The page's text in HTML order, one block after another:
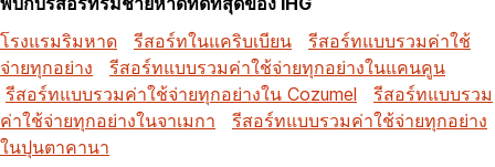
โรงแรมริมหาด
รีสอร์ทในแคริบเบียน
รีสอร์ทแบบรวมค่าใช้
จ่ายทุกอย่าง
รีสอร์ทแบบรวมค่าใช้จ่ายทุกอย่างในแคนคูน
รีสอร์ทแบบรวมค่าใช้จ่ายทุกอย่างใน Cozumel
รีสอร์ทแบบรวม
ค่าใช้จ่ายทุกอย่างในจาเมกา
รีสอร์ทแบบรวมค่าใช้จ่ายทุกอย่าง
ในปุนตาคานา